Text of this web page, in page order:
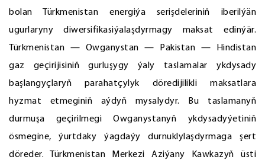
bolan Türkmenistan energiýa serişdeleriniň iberilýän
ugurlaryny diwersifikasiýalaşdyrmagy maksat edinýär.
Türkmenistan — Owganystan — Pakistan — Hindistan
gaz geçirijisiniň gurluşygy ýaly taslamalar ykdysady
başlangyçlaryň parahatçylyk döredijilikli maksatlara
hyzmat etmeginiň aýdyň mysalydyr. Bu taslamanyň
durmuşa geçirilmegi Owganystanyň ykdysadyýetiniň
ösmegine, ýurtdaky ýagdaýy durnuklylaşdyrmaga şert
döreder. Türkmenistan Merkezi Aziýany Kawkazyň üsti